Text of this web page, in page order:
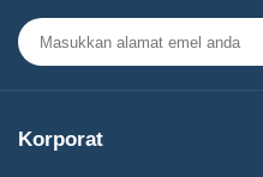
Korporat